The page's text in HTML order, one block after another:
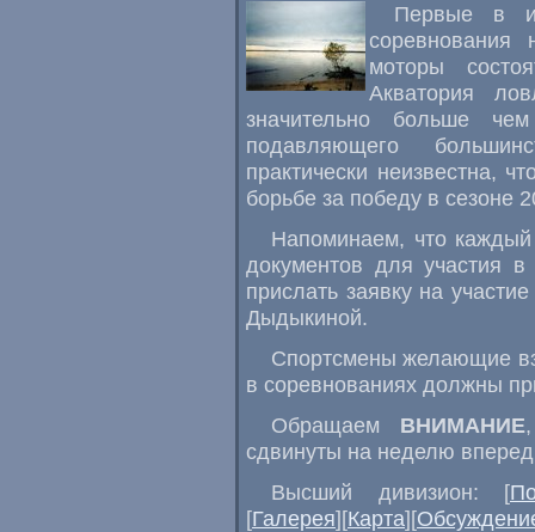
Первые в
моторы
Акватория
значительно больше
подавляющего
практически неизвестна,
борьбе за победу в сезоне
Напоминаем, что
документов для участия
прислать заявку на
Дыдыкиной.
Спортсмены желающие
в соревнованиях должны
Обращаем ВНИМАНИЕ
сдвинуты на неделю
Высший дивизион: [
[Галерея][Карта][